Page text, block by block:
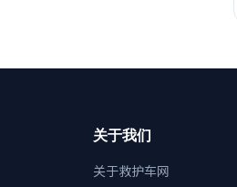
关于我们
关于救护车网